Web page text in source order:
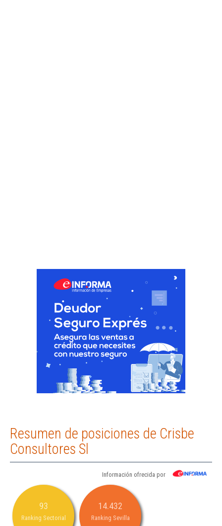
Resumen de posiciones de Crisbe
Consultores Sl
Información ofrecida por
93
Ranking Sectorial
14.432
Ranking Sevilla